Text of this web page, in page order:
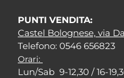
PUNTI VENDITA:
Castel Bolognese, via
Telefono: 0546 656823
Orari:
Lun/Sab 9-12,30 / 16-